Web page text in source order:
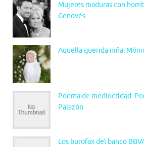
Mujeres maduras con
Genovés
Aquella querida niña.
Poema de mediocridad.
Palazón
Los burofax del banco